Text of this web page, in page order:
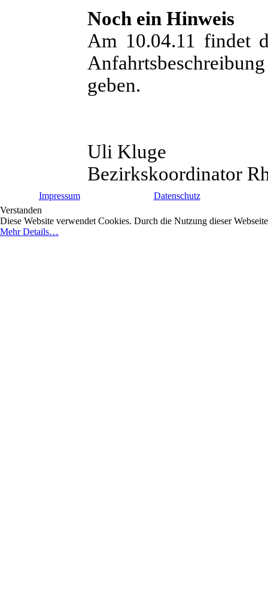
Noch ein Hinweis
Am 10.04.11 findet
geben.
Uli Kluge
Bezirkskoordinator
Impressum
Datenschutz
Verstanden
Diese Website verwendet Cookies. Durch die Nutzung dieser
Mehr Details…